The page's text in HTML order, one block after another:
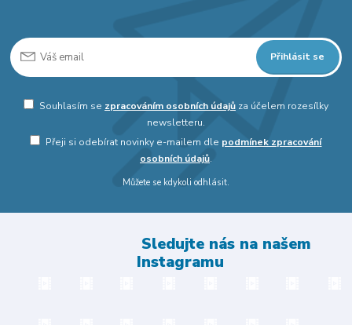
Přihlásit se
Souhlasím se zpracováním osobních údajůza účelem rozesílky
newsletteru.
Přeji si odebírat novinky e-mailem dle podmínek zpracování
osobních údajů.
Můžete se kdykoli odhlásit.
Sledujte nás na našem
Instagramu